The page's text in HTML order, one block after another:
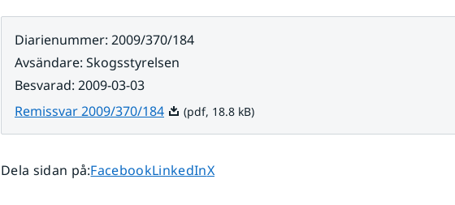
Diarienummer: 2009/370/184
Avsändare: Skogsstyrelsen
Besvarad: 2009-03-03
Remissvar 2009/370/184Pdf, 18.8 kB.
(pdf, 18.8 kB)
Dela sidan på:Dela sidan på
FacebookDela sidan på
LinkedInDela sidan på
X